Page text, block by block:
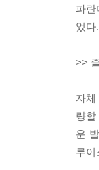
파
었다
>>
자
량
운
루